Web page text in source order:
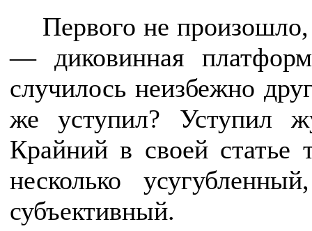
Первого не
— диковинная
случилось неизбежно
же уступил? Уступил
Крайний в своей
несколько
субъективный.